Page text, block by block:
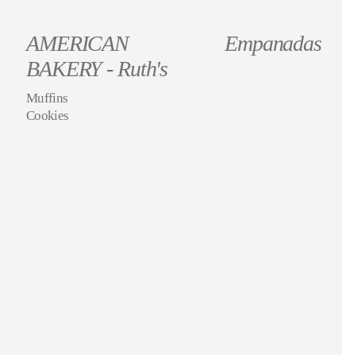
AMERICAN
BAKERY - Ruth's
Muffins
Cookies
Empanadas